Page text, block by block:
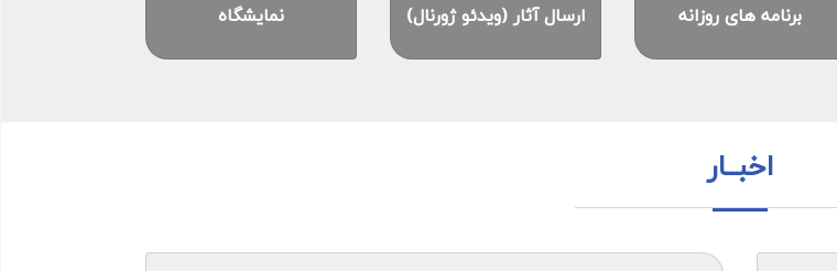
برنامه های روزانه ارسال آثار (ویدئو ژورنال) نمایشگاه
اخبــار